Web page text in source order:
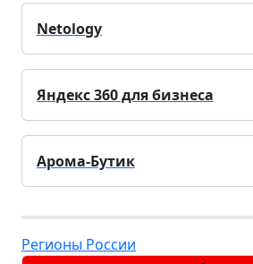
Netology
Яндекс 360 для бизнеса
Арома-Бутик
Регионы России